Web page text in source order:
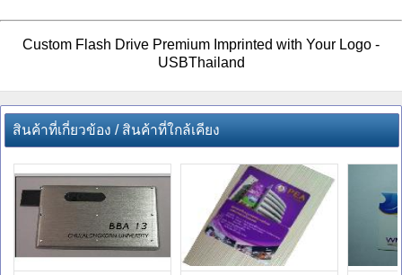
Custom Flash Drive Premium Imprinted with Your Logo -
USBThailand
สินค้าที่เกี่ยวข้อง / สินค้าที่ใกล้เคียง